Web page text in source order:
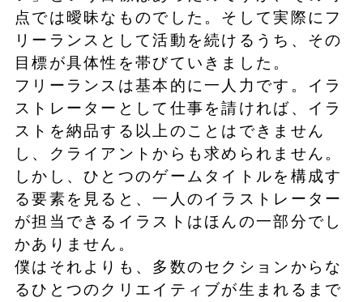
点では曖昧なものでした。そして実際にフ
リーランスとして活動を続けるうち、その
目標が具体性を帯びていきました。
フリーランスは基本的に一人力です。イラ
ストレーターとして仕事を請ければ、イラ
ストを納品する以上のことはできません
し、クライアントからも求められません。
しかし、ひとつのゲームタイトルを構成す
る要素を見ると、一人のイラストレーター
が担当できるイラストはほんの一部分でし
かありません。
僕はそれよりも、多数のセクションからな
るひとつのクリエイティブが生まれるまで